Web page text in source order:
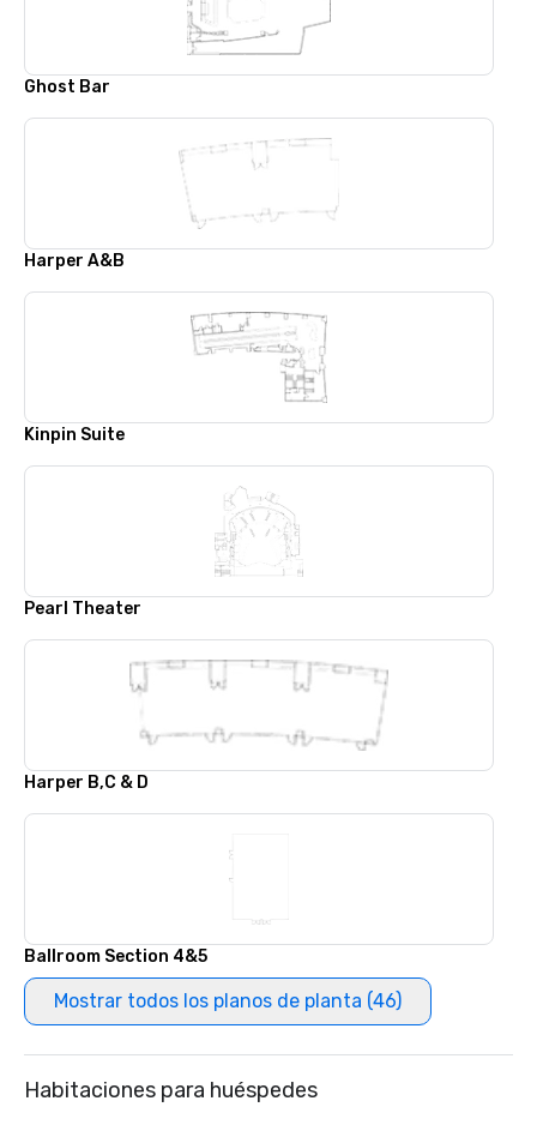
Ghost Bar
Harper A&B
Kinpin Suite
Pearl Theater
Harper B,C & D
Ballroom Section 4&5
Mostrar todos los planos de planta (46)
Habitaciones para huéspedes